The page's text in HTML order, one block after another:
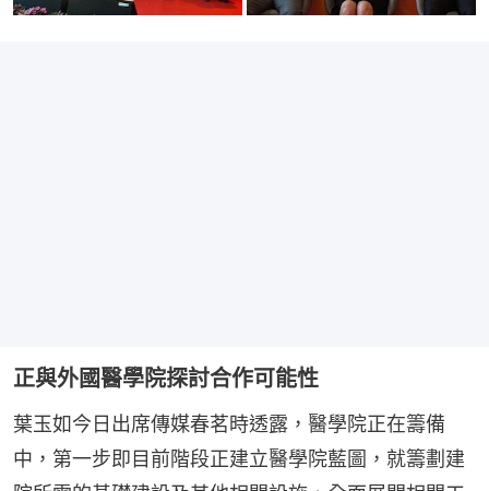
正與外國醫學院探討合作可能性
葉玉如今日出席傳媒春茗時透露，醫學院正在籌備
中，第一步即目前階段正建立醫學院藍圖，就籌劃建